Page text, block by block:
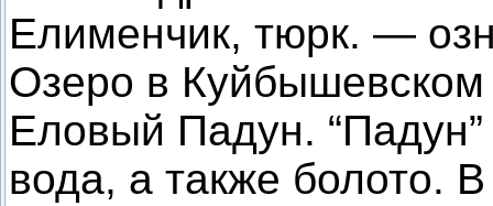
Елименчик, тюрк. —
Озеро в
Еловый Падун.
вода, а также болото.